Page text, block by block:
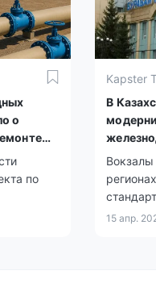
о
по
Kapster
В
Вокзалы
15 апр.